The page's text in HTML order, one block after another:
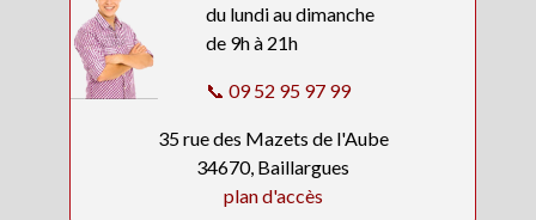
du lundi au dimanche
de 9h à 21h
📞 09 52 95 97 99
35 rue des Mazets de l'Aube
34670, Baillargues
plan d'accès